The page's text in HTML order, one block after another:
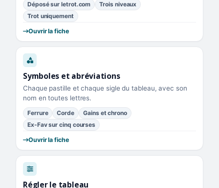
Déposé sur letrot.com
Trois niveaux
Trot uniquement
Ouvrir la fiche
Symboles et abréviations
Chaque pastille et chaque sigle du tableau, avec son
nom en toutes lettres.
Ferrure Corde
Gains et chrono
Ex-Fav sur cinq courses
Ouvrir la fiche
Régler le tableau